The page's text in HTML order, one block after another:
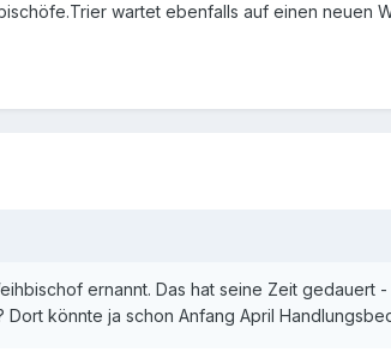
wartet ebenfalls auf einen neuen
ernannt. Das hat seine Zeit
Dort könnte ja schon Anfang April